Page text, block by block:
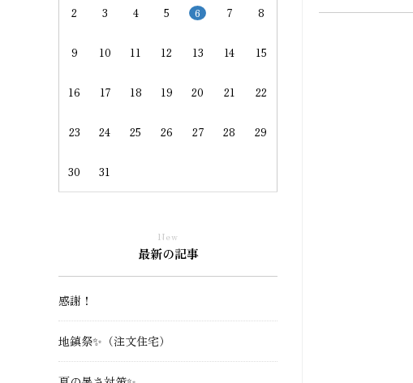
2 3 4 5 6 7 8
9 10 11 12 13 14 15
16 17 18 19 20 21 22
23 24 25 26 27 28 29
30 31
New
最新の記事
感謝！
地鎮祭✨（注文住宅）